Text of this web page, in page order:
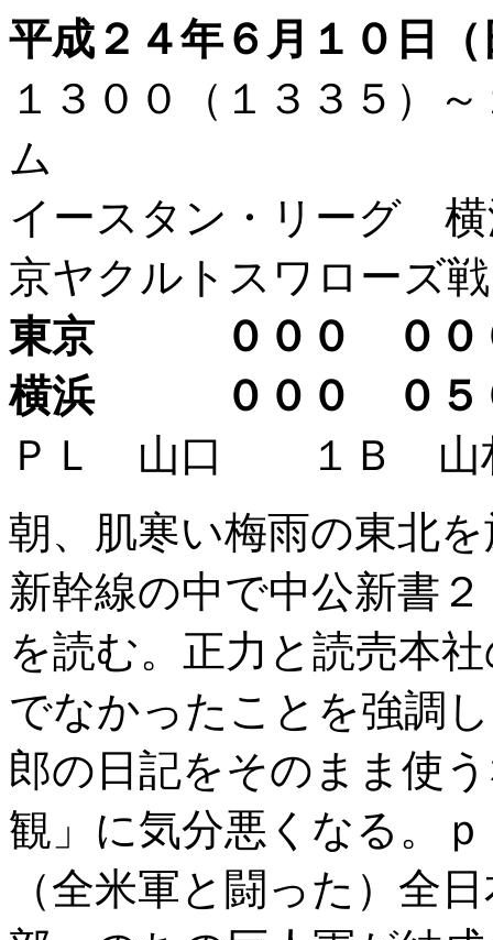
平成２４年６月１０日（
１３００（１３３５
ム
イースタン・リーグ 横
京ヤクルトスワローズ戦
東京 ０００ ０
横浜 ０００ ０
ＰＬ 山口 １Ｂ
朝、肌寒い梅雨の東北
新幹線の中で中公新書
を読む。正力と読売本
でなかったことを強調
郎の日記をそのまま使
観」に気分悪くなる。
（全米軍と闘った）全